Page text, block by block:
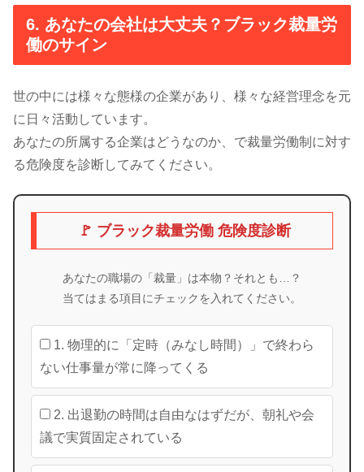
6. あなたの会社は大丈夫？ブラック裁量労
働のサイン
世の中には様々な態様の企業があり、様々な経営理念を元
に日々活動しています。
あなたの所属する企業はどうなのか、で裁量労働制に対す
る危険度を診断してみてください。
🚩 ブラック裁量労働 危険度診断
あなたの職場の「裁量」は本物？それとも…？
当てはまる項目にチェックを入れてください。
1. 物理的に「定時（みなし時間）」で終わら
ない仕事量が常に降ってくる
2. 出退勤の時間は自由なはずだが、朝礼や会
議で実質固定されている